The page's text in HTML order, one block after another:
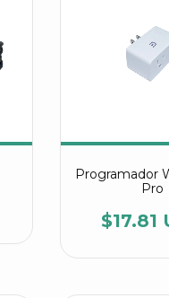
Programador
Pro
$17.81